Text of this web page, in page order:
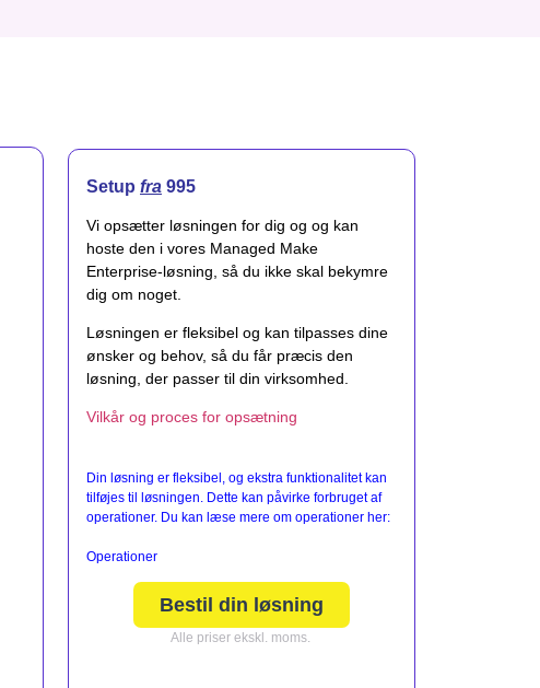
Setup fra 995
Vi opsætter løsningen for dig og og kan
hoste den i vores Managed Make
Enterprise-løsning, så du ikke skal bekymre
dig om noget.
Løsningen er fleksibel og kan tilpasses dine
ønsker og behov, så du får præcis den
løsning, der passer til din virksomhed.
Vilkår og proces for opsætning
Din løsning er fleksibel, og ekstra funktionalitet kan
tilføjes til løsningen. Dette kan påvirke forbruget af
operationer. Du kan læse mere om operationer her:
Operationer
Bestil din løsning
Alle priser ekskl. moms.